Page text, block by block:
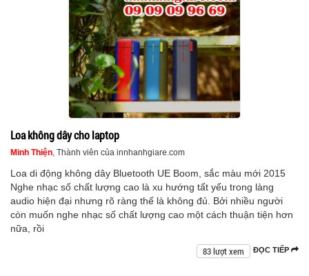
Loa không dây cho laptop
Minh Thiện, Thành viên của innhanhgiare.com
Loa di động không dây Bluetooth UE Boom, sắc màu mới 2015
Nghe nhạc số chất lượng cao là xu hướng tất yếu trong làng
audio hiện đại nhưng rõ ràng thế là không đủ. Bởi nhiều người
còn muốn nghe nhạc số chất lượng cao một cách thuận tiện hơn
nữa, rồi
ĐỌC TIẾP
83 lượt xem